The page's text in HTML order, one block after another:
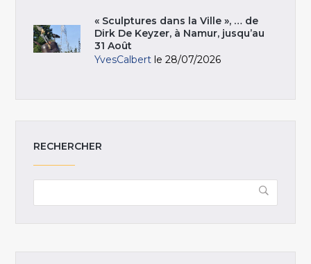
« Sculptures dans la Ville », … de
Dirk De Keyzer, à Namur, jusqu’au
31 Août
YvesCalbert le 28/07/2026
RECHERCHER